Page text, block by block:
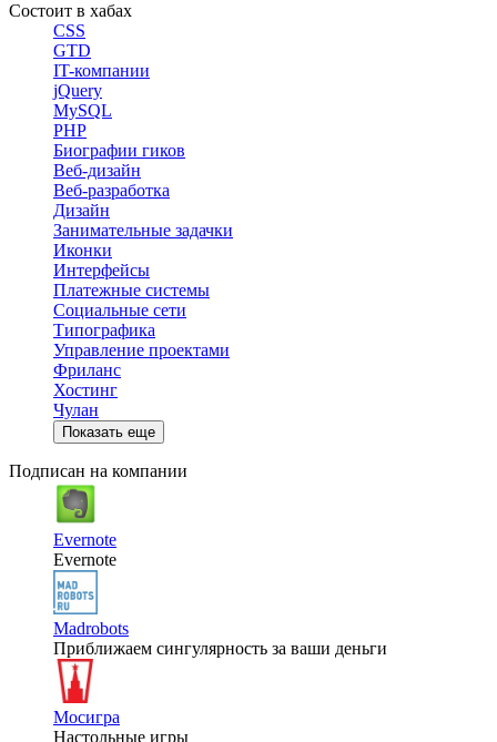
Состоит в хабах
CSS
GTD
IT-компании
jQuery
MySQL
PHP
Биографии гиков
Веб-дизайн
Веб-разработка
Дизайн
Занимательные задачки
Иконки
Интерфейсы
Платежные системы
Социальные сети
Типографика
Управление проектами
Фриланс
Хостинг
Чулан
Показать еще
Подписан на компании
Evernote
Evernote
Madrobots
Приближаем сингулярность за ваши деньги
Мосигра
Настольные игры